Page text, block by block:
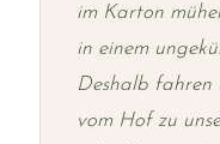
im Karton
in einem
Deshalb fahren
vom Hof zu